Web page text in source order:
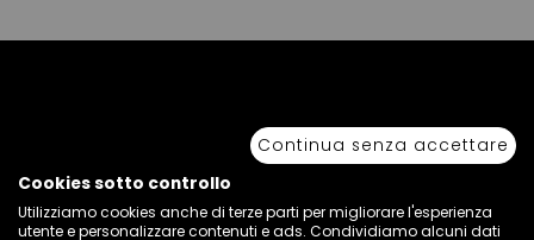
anche parziale.
Via Piave Km 68,600 • 04100 Latina, Italia | P.IVA 01222400598 • N° REA LT -
77855
Continua senza accettare
Cookies sotto controllo
Utilizziamo cookies anche di terze parti per migliorare l'esperienza
utente e personalizzare contenuti e ads. Condividiamo alcuni dati